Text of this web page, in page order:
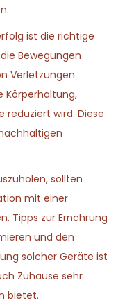
ist die richtige
Bewegungen
Verletzungen
Körperhaltung,
reduziert wird. Diese
sollten
mit einer
Tipps zur Ernährung
und den
solcher Geräte ist
Zuhause sehr
bietet.